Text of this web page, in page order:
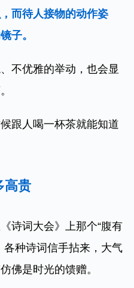
而待人接物的动作姿
子。
不优雅的举动，也会显
跟人喝一杯茶就能知道
高贵
诗词大会》上那个“腹有
各种诗词信手拈来，大气
佛是时光的馈赠。